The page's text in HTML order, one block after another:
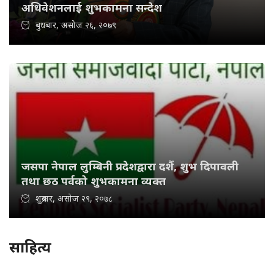
अधिवेशनलाई शुभकामना सन्देश
बुधबार, असोज २६, २०७९
जसपा नेपाल लुम्बिनी प्रदेशद्वारा दशैं, शुभ दिपावली
तथा छठ पर्वको शुभकामना व्यक्त
शुक्रबार, असोज २९, २०७८
साहित्य